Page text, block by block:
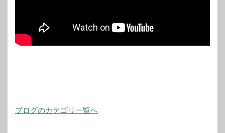
ブログのカテゴリ一覧へ